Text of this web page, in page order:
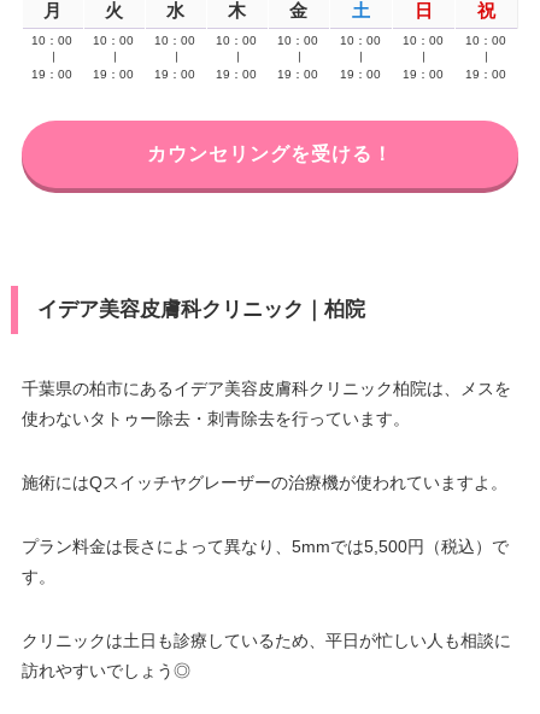
月 火 水 木 金 土 日 祝
10：00
19：00
10：00
19：00
10：00
19：00
10：00
19：00
10：00
19：00
10：00
19：00
10：00
19：00
10：00
19：00
カウンセリングを受ける！
イデア美容皮膚科クリニック｜柏院
千葉県の柏市にあるイデア美容皮膚科クリニック柏院は、メスを
使わないタトゥー除去・刺青除去を行っています。
施術にはQスイッチヤグレーザーの治療機が使われていますよ。
プラン料金は長さによって異なり、5mmでは5,500円（税込）で
す。
クリニックは土日も診療しているため、平日が忙しい人も相談に
訪れやすいでしょう◎